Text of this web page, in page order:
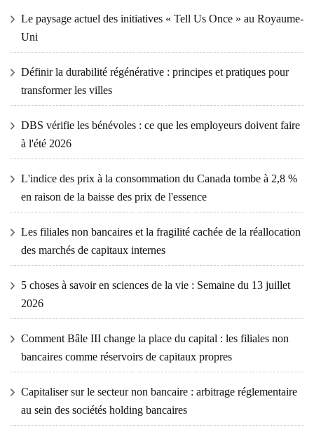
Le paysage actuel des initiatives « Tell Us Once » au Royaume-
Uni
Définir la durabilité régénérative : principes et pratiques pour
transformer les villes
DBS vérifie les bénévoles : ce que les employeurs doivent faire
à l'été 2026
L'indice des prix à la consommation du Canada tombe à 2,8 %
en raison de la baisse des prix de l'essence
Les filiales non bancaires et la fragilité cachée de la réallocation
des marchés de capitaux internes
5 choses à savoir en sciences de la vie : Semaine du 13 juillet
2026
Comment Bâle III change la place du capital : les filiales non
bancaires comme réservoirs de capitaux propres
Capitaliser sur le secteur non bancaire : arbitrage réglementaire
au sein des sociétés holding bancaires